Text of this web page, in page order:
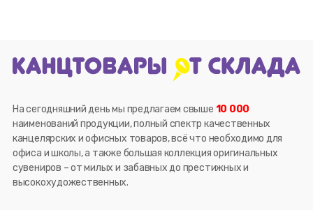
На сегодняшний день мы предлагаем свыше 10 000
наименований продукции, полный спектр качественных
канцелярских и офисных товаров, всё что необходимо для
офиса и школы, а также большая коллекция оригинальных
сувениров – от милых и забавных до престижных и
высокохудожественных.